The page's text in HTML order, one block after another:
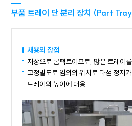
부품 트레이 단 분리 장치 (Part
채용의 장점
저상으로 콤팩트이므로, 많은 트레이
고정밀도로 임의의 위치로 다점 정지
트레이의 높이에 대응